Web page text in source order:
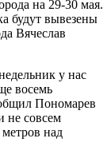
на 29-30 мая.
будут вывезены
Вячеслав
у нас
восемь
Пономарев
не совсем
над